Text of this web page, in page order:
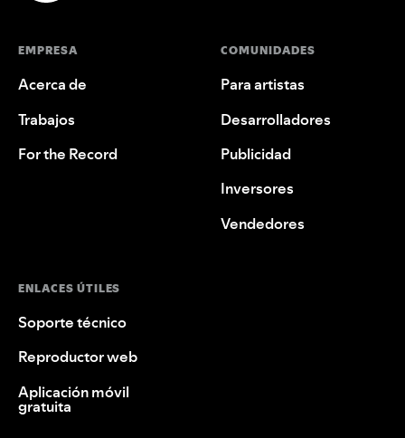
EMPRESA
Acerca de
Trabajos
For the Record
COMUNIDADES
Para artistas
Desarrolladores
Publicidad
Inversores
Vendedores
ENLACES ÚTILES
Soporte técnico
Reproductor web
Aplicación móvil
gratuita